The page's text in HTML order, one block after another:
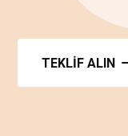
TEKLIF ALIN